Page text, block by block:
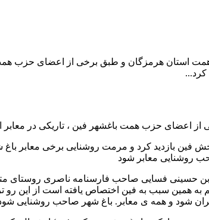
استان هرمزگان و طبق برخی از اعضای حزب همت
اعضای حزب همت باغشهر فین ، تاریکی در معابر
فین بازدید کرد و مرمت روشنایی برخی معابر
روشنایی معابر شود
فسایی صاحب فارسنامه ناصری روستای
به همین سبب به فین اختصاص یافته است از این رو
شود و همه ی معابر. باغ شهر صاحب روشنایی